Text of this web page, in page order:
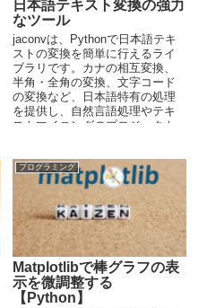
日本語テキスト変換の強力
なツール
jaconvは、Pythonで日本語テキ
ストの変換を簡単に行えるライ
ブラリです。カナの相互変換、
半角・全角の変換、文字コード
の変換など、日本語特有の処理
を提供し、自然言語処理やテキ
ストマイニングのプロジェクト
プログラミング
Matplotlibで棒グラフの表
示を微調整する
【Python】